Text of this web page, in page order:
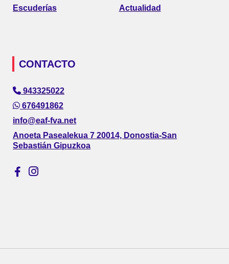
Escuderías
Actualidad
CONTACTO
943325022
676491862
info@eaf-fva.net
Anoeta Pasealekua 7 20014, Donostia-San
Sebastián Gipuzkoa